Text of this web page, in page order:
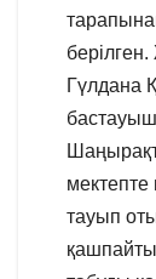
Гүлдана
мектепте
тауып